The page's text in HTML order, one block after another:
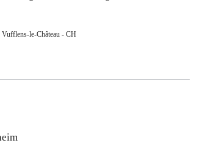
le-Château - CH